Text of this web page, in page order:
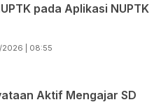
pada Aplikasi NUPTK
| 08:55
Aktif Mengajar SD